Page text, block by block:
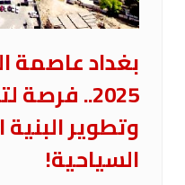
بغداد عاصمة
2025..
وتطوير البنية
السياحية!